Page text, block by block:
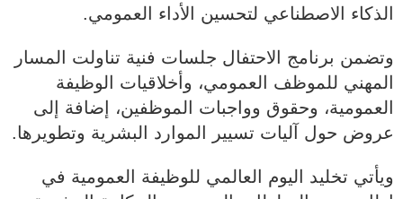
الذكاء الاصطناعي لتحسين الأداء العمومي.
وتضمن برنامج الاحتفال جلسات فنية تناولت المسار
المهني للموظف العمومي، وأخلاقيات الوظيفة
العمومية، وحقوق وواجبات الموظفين، إضافة إلى
عروض حول آليات تسيير الموارد البشرية وتطويرها.
ويأتي تخليد اليوم العالمي للوظيفة العمومية في